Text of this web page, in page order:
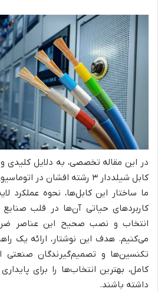
در این مقاله تخصصی، به دلایل کلیدی و
کابل شیلددار ۳ رشته افشان
ما ساختار این کابل‌ها، نحوه عملکرد
کاربردهای حیاتی آن‌ها در قلب
انتخاب و نصب صحیح این عناصر
می‌کنیم. هدف این نوشتار، ارائه یک
تکنسین‌ها و تصمیم‌گیرندگان صنعتی
کامل، بهترین انتخاب‌ها را برای
داشته باشند.